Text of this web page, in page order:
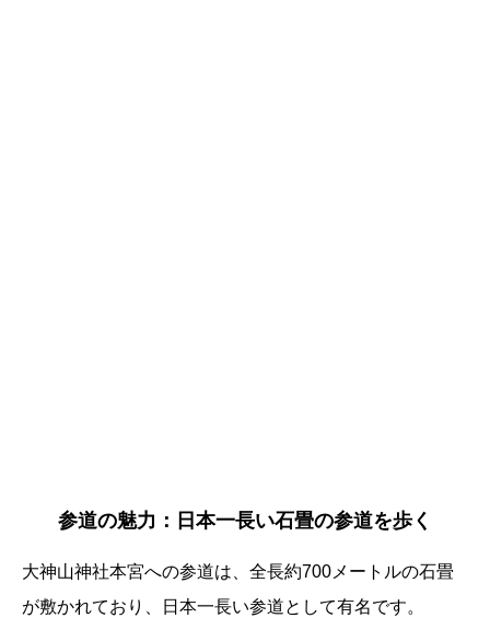
参道の魅力：日本一長い石畳の参道を歩く
大神山神社本宮への参道は、全長約700メートルの石畳
が敷かれており、日本一長い参道として有名です。